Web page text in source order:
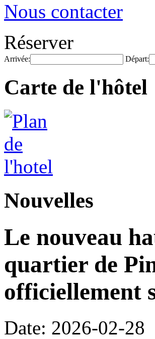
Nous contacter
Réserver
Arrivée: Départ:
Carte de l'hôtel
Nouvelles
Le nouveau
quartier de
officiellement
Date: 2026-02-28